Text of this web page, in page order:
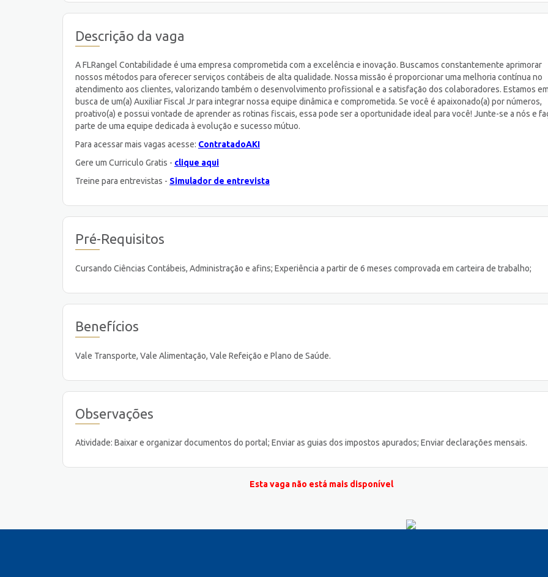
Descrição da vaga
A FLRangel Contabilidade é uma empresa comprometida com a excelência e inovação. Buscamos constantemente aprimorar
nossos métodos para oferecer serviços contábeis de alta qualidade. Nossa missão é proporcionar uma melhoria contínua no
atendimento aos clientes, valorizando também o desenvolvimento profissional e a satisfação dos colaboradores. Estamos
busca de um(a) Auxiliar Fiscal Jr para integrar nossa equipe dinâmica e comprometida. Se você é apaixonado(a) por números,
proativo(a) e possui vontade de aprender as rotinas fiscais, essa pode ser a oportunidade ideal para você! Junte-se a nós e
parte de uma equipe dedicada à evolução e sucesso mútuo.
Para acessar mais vagas acesse: ContratadoAKI
Gere um Curriculo Gratis - clique aqui
Treine para entrevistas - Simulador de entrevista
Pré-Requisitos
Cursando Ciências Contábeis, Administração e afins; Experiência a partir de 6 meses comprovada em carteira de trabalho;
Benefícios
Vale Transporte, Vale Alimentação, Vale Refeição e Plano de Saúde.
Observações
Atividade: Baixar e organizar documentos do portal; Enviar as guias dos impostos apurados; Enviar declarações mensais.
Esta vaga não está mais disponível